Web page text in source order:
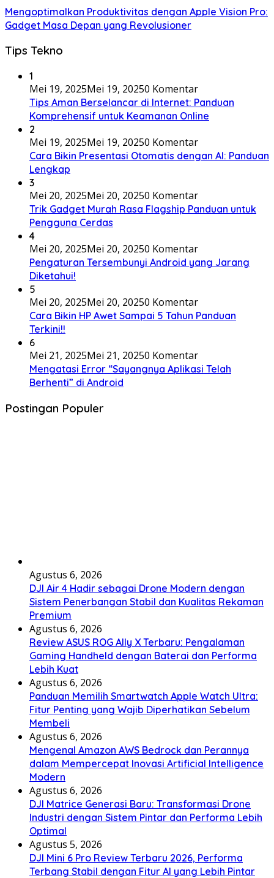
Mengoptimalkan Produktivitas dengan Apple Vision Pro:
Gadget Masa Depan yang Revolusioner
Tips Tekno
1
Mei 19, 2025Mei 19, 20250 Komentar
Tips Aman Berselancar di Internet: Panduan
Komprehensif untuk Keamanan Online
2
Mei 19, 2025Mei 19, 20250 Komentar
Cara Bikin Presentasi Otomatis dengan AI: Panduan
Lengkap
3
Mei 20, 2025Mei 20, 20250 Komentar
Trik Gadget Murah Rasa Flagship Panduan untuk
Pengguna Cerdas
4
Mei 20, 2025Mei 20, 20250 Komentar
Pengaturan Tersembunyi Android yang Jarang
Diketahui!
5
Mei 20, 2025Mei 20, 20250 Komentar
Cara Bikin HP Awet Sampai 5 Tahun Panduan
Terkini!!
6
Mei 21, 2025Mei 21, 20250 Komentar
Mengatasi Error “Sayangnya Aplikasi Telah
Berhenti” di Android
Postingan Populer
Agustus 6, 2026
DJI Air 4 Hadir sebagai Drone Modern dengan
Sistem Penerbangan Stabil dan Kualitas Rekaman
Premium
Agustus 6, 2026
Review ASUS ROG Ally X Terbaru: Pengalaman
Gaming Handheld dengan Baterai dan Performa
Lebih Kuat
Agustus 6, 2026
Panduan Memilih Smartwatch Apple Watch Ultra:
Fitur Penting yang Wajib Diperhatikan Sebelum
Membeli
Agustus 6, 2026
Mengenal Amazon AWS Bedrock dan Perannya
dalam Mempercepat Inovasi Artificial Intelligence
Modern
Agustus 6, 2026
DJI Matrice Generasi Baru: Transformasi Drone
Industri dengan Sistem Pintar dan Performa Lebih
Optimal
Agustus 5, 2026
DJI Mini 6 Pro Review Terbaru 2026, Performa
Terbang Stabil dengan Fitur AI yang Lebih Pintar